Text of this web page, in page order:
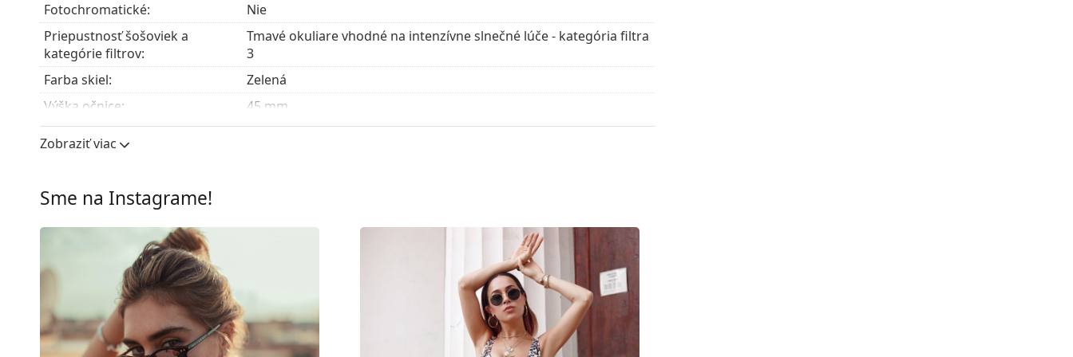
Fotochromatické:
Nie
Priepustnosť šošoviek a
kategórie filtrov:
Tmavé okuliare vhodné na intenzívne slnečné lúče - kategória filtra
3
Farba skiel:
Zelená
Výška očnice:
45 mm
Šírka očnice:
50 mm
Rám
Materiál rámov:
Veľkosť:
M
Šírka:
132 mm
Zobraziť viac
Sme na Instagrame!